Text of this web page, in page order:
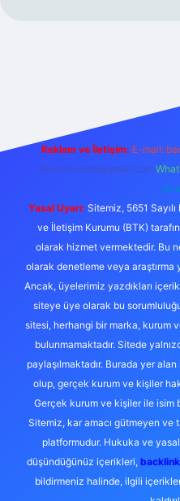
Reklam ve İletişim: E-mail:
forumhizmeti@gmail.com
Yasal Uyarı: Sitemiz, 5651
ve İletişim Kurumu (BTK)
olarak hizmet vermektedir. Bu
olarak denetleme veya araştırma
Ancak, üyelerimiz yazdıkları
siteye üye olarak bu
sitesi, herhangi bir marka, kurum
bulunmamaktadır. Sitede
paylaşılmaktadır. Burada yer
olup, gerçek kurum ve kişiler
Gerçek kurum ve kişiler ile isim
Sitemiz, kar amacı gütmeyen ve
platformudur. Hukuka ve
düşündüğünüz içerikleri,
bildirmeniz halinde, ilgili